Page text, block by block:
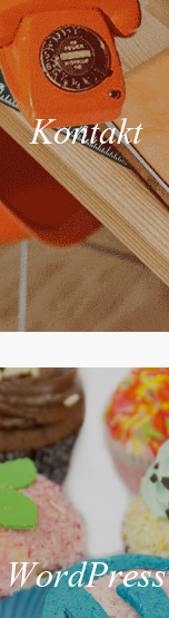
Kontakt
WordPress